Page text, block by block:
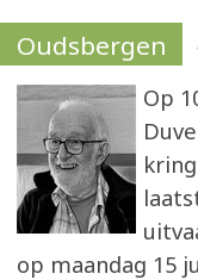
Oudsbergen
Op
op maandag 15